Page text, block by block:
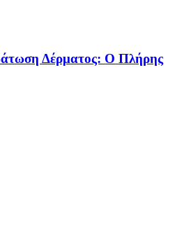
Δέρματος: Ο Πλήρης